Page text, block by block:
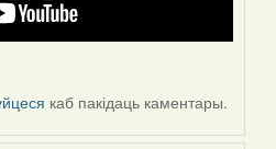
каб пакідаць каментары.